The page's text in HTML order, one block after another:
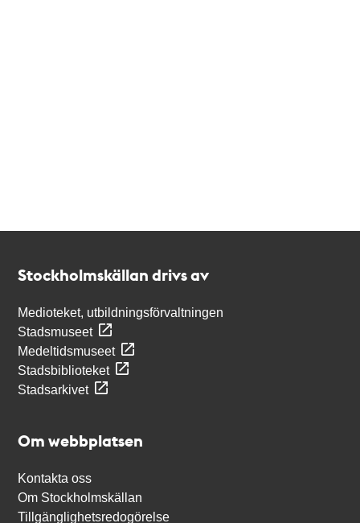
Stockholmskällan drivs av
Medioteket, utbildningsförvaltningen
Stadsmuseet
Medeltidsmuseet
Stadsbiblioteket
Stadsarkivet
Om webbplatsen
Kontakta oss
Om Stockholmskällan
Tillgänglighetsredogörelse